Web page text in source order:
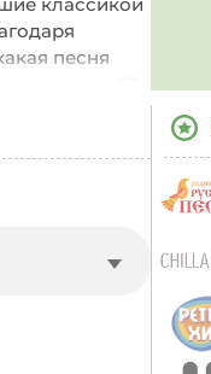
песня
Gaye, Bob
артистами.
Blues,
— отличный